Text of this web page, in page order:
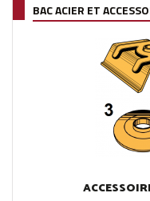
BAC ACIER ET